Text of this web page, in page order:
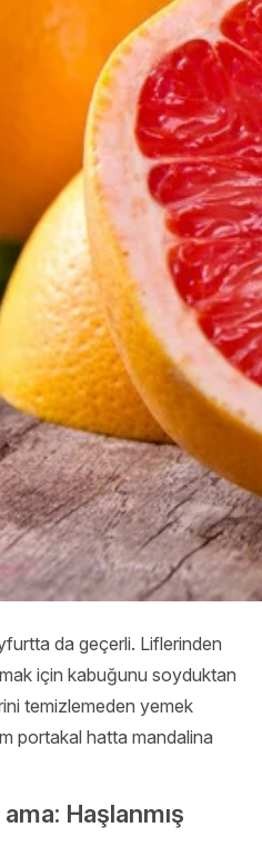
da geçerli. Liflerinden
için kabuğunu soyduktan
temizlemeden yemek
portakal hatta mandalina
Haşlanmış